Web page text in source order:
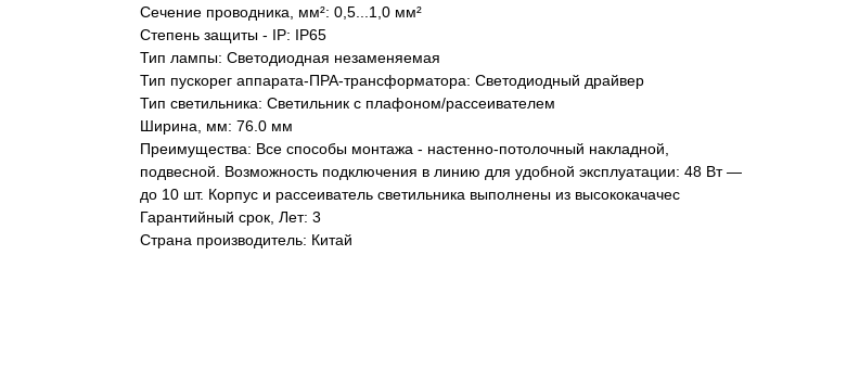
Сечение проводника, мм²: 0,5...1,0 мм²
Степень защиты - IP: IP65
Тип лампы: Светодиодная незаменяемая
Тип пускорег аппарата-ПРА-трансформатора: Светодиодный драйвер
Тип светильника: Светильник с плафоном/рассеивателем
Ширина, мм: 76.0 мм
Преимущества: Все способы монтажа - настенно-потолочный накладной,
подвесной. Возможность подключения в линию для удобной эксплуатации: 48 Вт —
до 10 шт. Корпус и рассеиватель светильника выполнены из высококачачес
Гарантийный срок, Лет: 3
Страна производитель: Китай